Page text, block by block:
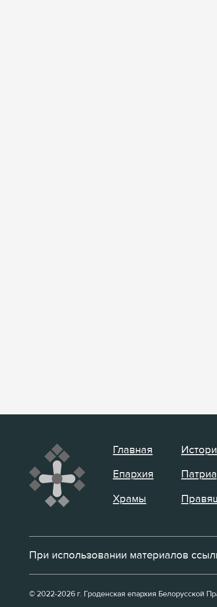
Главная
Епархия
Храмы
При использовании материалов
© 2022-2026 г. Гроденская епархия Белорусской